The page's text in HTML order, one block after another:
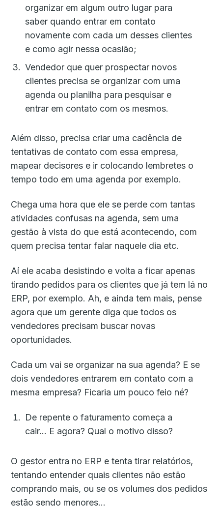
organizar em algum outro lugar para
saber quando entrar em contato
novamente com cada um desses clientes
e como agir nessa ocasião;
Vendedor que quer prospectar novos
clientes precisa se organizar com uma
agenda ou planilha para pesquisar e
entrar em contato com os mesmos.
Além disso, precisa criar uma cadência de
tentativas de contato com essa empresa,
mapear decisores e ir colocando lembretes o
tempo todo em uma agenda por exemplo.
Chega uma hora que ele se perde com tantas
atividades confusas na agenda, sem uma
gestão à vista do que está acontecendo, com
quem precisa tentar falar naquele dia etc.
Aí ele acaba desistindo e volta a ficar apenas
tirando pedidos para os clientes que já tem lá no
ERP, por exemplo. Ah, e ainda tem mais, pense
agora que um gerente diga que todos os
vendedores precisam buscar novas
oportunidades.
Cada um vai se organizar na sua agenda? E se
dois vendedores entrarem em contato com a
mesma empresa? Ficaria um pouco feio né?
De repente o faturamento começa a
cair… E agora? Qual o motivo disso?
O gestor entra no ERP e tenta tirar relatórios,
tentando entender quais clientes não estão
comprando mais, ou se os volumes dos pedidos
estão sendo menores…